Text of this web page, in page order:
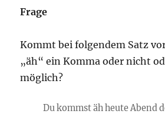
Frage
Kommt bei folgendem Satz
„äh“ ein Komma oder nicht
möglich?
Du kommst äh heute Abend